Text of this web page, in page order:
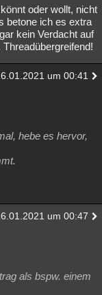
English
oder wollt, nicht
betone ich es extra
kein Verdacht auf
um 00:41
hebe es hervor,
um 00:47
als bspw. einem